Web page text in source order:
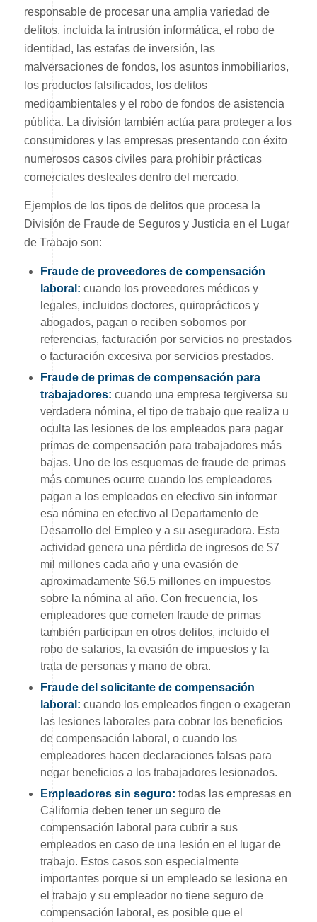
responsable de procesar una amplia variedad de
delitos, incluida la intrusión informática, el robo de
identidad, las estafas de inversión, las
malversaciones de fondos, los asuntos inmobiliarios,
los productos falsificados, los delitos
medioambientales y el robo de fondos de asistencia
pública. La división también actúa para proteger a los
consumidores y las empresas presentando con éxito
numerosos casos civiles para prohibir prácticas
comerciales desleales dentro del mercado.
Ejemplos de los tipos de delitos que procesa la
División de Fraude de Seguros y Justicia en el Lugar
de Trabajo son:
Fraude de proveedores de compensación
laboral: cuando los proveedores médicos y
legales, incluidos doctores, quiroprácticos y
abogados, pagan o reciben sobornos por
referencias, facturación por servicios no prestados
o facturación excesiva por servicios prestados.
Fraude de primas de compensación para
trabajadores: cuando una empresa tergiversa su
verdadera nómina, el tipo de trabajo que realiza u
oculta las lesiones de los empleados para pagar
primas de compensación para trabajadores más
bajas. Uno de los esquemas de fraude de primas
más comunes ocurre cuando los empleadores
pagan a los empleados en efectivo sin informar
esa nómina en efectivo al Departamento de
Desarrollo del Empleo y a su aseguradora. Esta
actividad genera una pérdida de ingresos de $7
mil millones cada año y una evasión de
aproximadamente $6.5 millones en impuestos
sobre la nómina al año. Con frecuencia, los
empleadores que cometen fraude de primas
también participan en otros delitos, incluido el
robo de salarios, la evasión de impuestos y la
trata de personas y mano de obra.
Fraude del solicitante de compensación
laboral: cuando los empleados fingen o exageran
las lesiones laborales para cobrar los beneficios
de compensación laboral, o cuando los
empleadores hacen declaraciones falsas para
negar beneficios a los trabajadores lesionados.
Empleadores sin seguro: todas las empresas en
California deben tener un seguro de
compensación laboral para cubrir a sus
empleados en caso de una lesión en el lugar de
trabajo. Estos casos son especialmente
importantes porque si un empleado se lesiona en
el trabajo y su empleador no tiene seguro de
compensación laboral, es posible que el